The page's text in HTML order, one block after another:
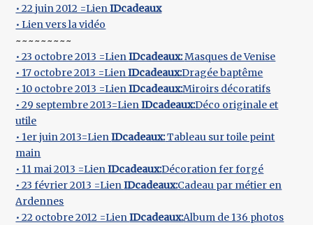
• 22 juin 2012 =LienIDcadeaux
• Lien vers la vidéo
~~~~~~~~~
• 23 octobre 2013 =LienIDcadeaux:Masques de Venise
• 17 octobre 2013 =LienIDcadeaux:Dragée baptême
• 10 octobre 2013 =LienIDcadeaux:Miroirs décoratifs
• 29 septembre 2013=LienIDcadeaux:Déco originale et
utile
• 1er juin 2013=LienIDcadeaux:Tableau sur toile peint
main
• 11 mai 2013 =LienIDcadeaux:Décoration fer forgé
• 23 février 2013 =LienIDcadeaux:Cadeau par métier en
Ardennes
• 22 octobre 2012 =LienIDcadeaux:Album de 136 photos